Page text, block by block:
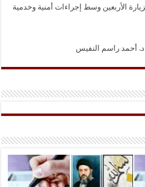
الأربعين وسط إجراءات أمنية وخدمية
أحمد راسم النفيس